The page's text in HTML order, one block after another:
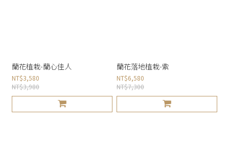
蘭花植栽-蘭心佳人
NT$3,580
NT$3,980
蘭花落地植栽-紫
NT$6,580
NT$7,300